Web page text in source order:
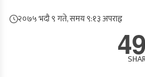
२०७५ भदौ ९ गते, समय ९:१३ अपराह्न